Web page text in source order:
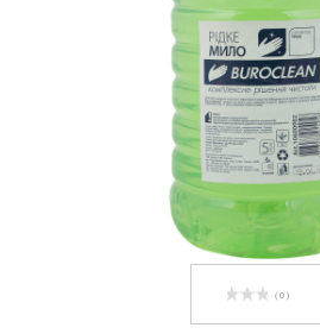
( 0 )